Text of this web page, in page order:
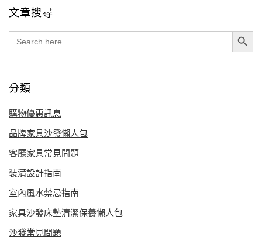
文章搜尋
Search
for:
Search Button
分類
購物優惠訊息
品牌家具沙發懶人包
客廳家具常見問題
裝潢設計指南
室內風水禁忌指南
家具沙發床墊清潔保養懶人包
沙發常見問題